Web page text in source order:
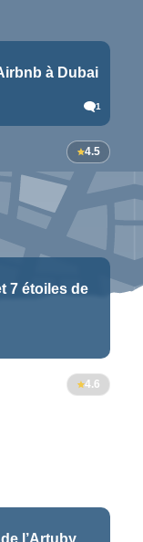
à Dubai
1
4.5
7 étoiles de
4.6
l’Artuby